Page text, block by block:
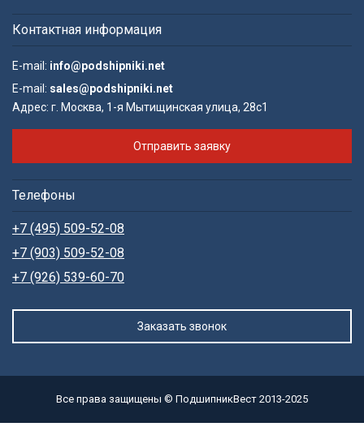
Контактная информация
E-mail: info@podshipniki.net
E-mail: sales@podshipniki.net
Адрес: г. Москва, 1-я Мытищинская улица, 28с1
Отправить заявку
Телефоны
+7 (495) 509-52-08
+7 (903) 509-52-08
+7 (926) 539-60-70
Заказать звонок
Все права защищены © ПодшипникВест 2013-2025